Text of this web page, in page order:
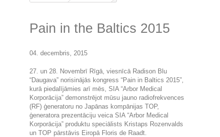
Pain in the Baltics 2015
04. decembris, 2015
27. un 28. Novembrī Rīgā, viesnīcā Radison Blu
“Daugava” norisinājās kongress “Pain in Baltics 2015”,
kurā piedalījāmies arī mēs, SIA “Arbor Medical
Korporācija” demonstrējot mūsu jauno radiofrekvences
(RF) ģeneratoru no Japānas kompānijas TOP,
ģeneratora prezentāciju veica SIA “Arbor Medical
Korporācija” produktu speciālists Kristaps Rozenvalds
un TOP pārstāvis Eiropā Floris de Raadt.